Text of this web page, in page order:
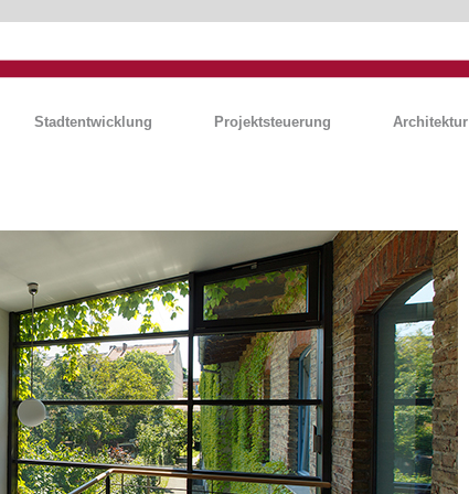
Stadtentwicklung Projektsteuerung Architektur